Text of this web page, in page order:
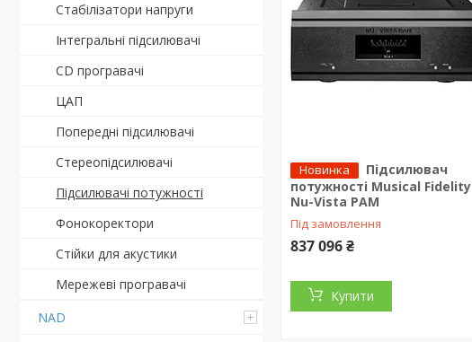
Стабілізатори напруги
Інтегральні підсилювачі
CD програвачі
ЦАП
Попередні підсилювачі
Стереопідсилювачі
Підсилювачі потужності
Фонокоректори
Стійки для акустики
Мережеві програвачі
NAD
Новинка
Підсилювач
потужності Musical Fidelity
Nu-Vista PAM
Під замовлення
837 096 ₴
Купити